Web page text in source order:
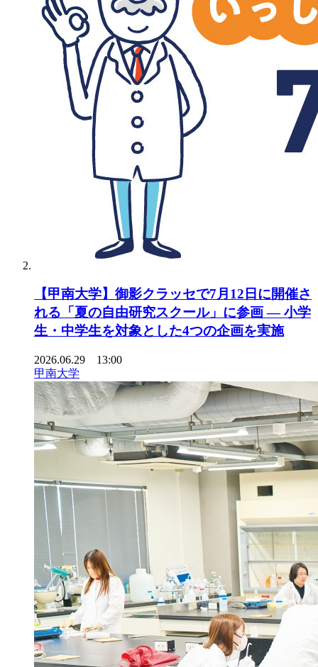
【甲南大学】御影クラッセで7月12日に開催さ
れる「夏の自由研究スクール」に参画 ― 小学
生・中学生を対象とした4つの企画を実施
2026.06.29 13:00
甲南大学